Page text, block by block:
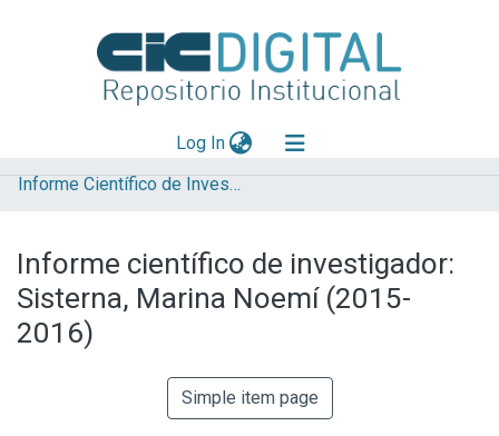
Log In(current)
Explorar
Aportar material
Statistics
Informe Científico de Investigador
Informe científico de investigador:
Sisterna, Marina Noemí (2015-
2016)
Simple item page